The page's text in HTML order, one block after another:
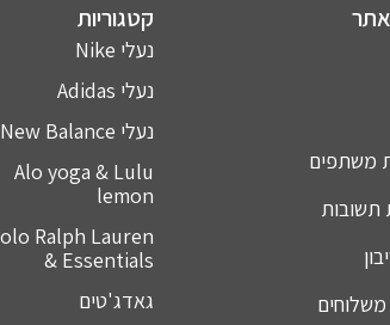
משתפים
תשובות
קטגוריות
נעלי Nike
נעלי Adidas
נעלי New Balance
Alo yoga & Lulu
lemon
Ralph Lauren
& Essentials
גאדג'טים